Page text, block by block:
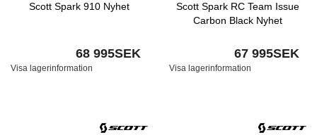
Scott Spark 910 Nyhet
68 995SEK
Visa lagerinformation
Scott Spark RC Team Issue
Carbon Black Nyhet
67 995SEK
Visa lagerinformation